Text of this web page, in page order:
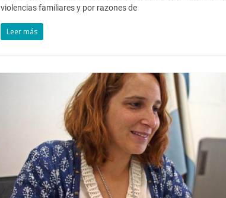
violencias familiares y por razones de
Leer más